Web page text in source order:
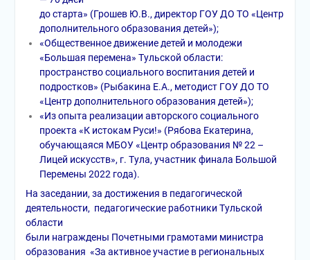
до старта» (Грошев Ю.В., директор ГОУ ДО ТО «Центр
дополнительного образования детей»);
«Общественное движение детей и молодежи
«Большая перемена» Тульской области:
пространство социального воспитания детей и
подростков» (Рыбакина Е.А., методист ГОУ ДО ТО
«Центр дополнительного образования детей»);
«Из опыта реализации авторского социального
проекта «К истокам Руси!» (Рябова Екатерина,
обучающаяся МБОУ «Центр образования № 22 –
Лицей искусств», г. Тула, участник финала Большой
Перемены 2022 года).
На заседании, за достижения в педагогической
деятельности, педагогические работники Тульской
области
были награждены Почетными грамотами министра
образования «За активное участие в региональных